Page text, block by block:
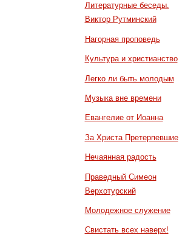
Литературные беседы.
Виктор Рутминский
Нагорная проповедь
Культура и христианство
Легко ли быть молодым
Музыка вне времени
Евангелие от Иоанна
За Христа Претерпевшие
Нечаянная радость
Праведный Симеон
Верхотурский
Молодежное служение
Свистать всех наверх!